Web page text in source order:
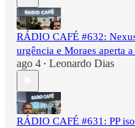
RÁDIO CAFÉ #632:
urgência e Moraes aperta
ago 4 • Leonardo Dias
RÁDIO CAFÉ #631: PP